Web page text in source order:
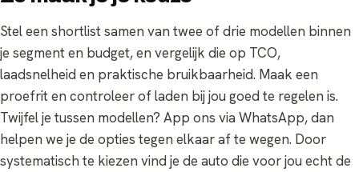
Stel een shortlist samen van twee of drie modellen binnen
je segment en budget, en vergelijk die op TCO,
laadsnelheid en praktische bruikbaarheid. Maak een
proefrit en controleer of laden bij jou goed te regelen is.
Twijfel je tussen modellen? App ons via WhatsApp, dan
helpen we je de opties tegen elkaar af te wegen. Door
systematisch te kiezen vind je de auto die voor jou echt de